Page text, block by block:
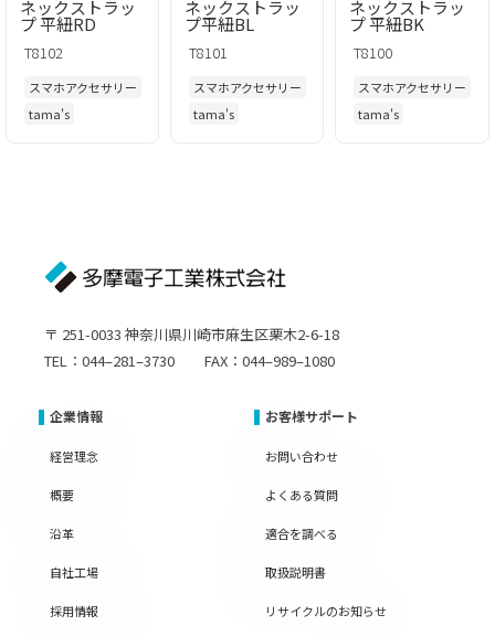
ネックストラッ
プ 平紐RD
T8102
スマホアクセサリー
tama's
ネックストラッ
プ平紐BL
T8101
スマホアクセサリー
tama's
ネックストラッ
プ 平紐BK
T8100
スマホアクセサリー
tama's
〒 251-0033 神奈川県川崎市麻生区栗木2-6-18
TEL：044–281–3730 FAX：044–989–1080
企業情報
経営理念
概要
沿革
自社工場
採用情報
お客様サポート
お問い合わせ
よくある質問
適合を調べる
取扱説明書
リサイクルのお知らせ